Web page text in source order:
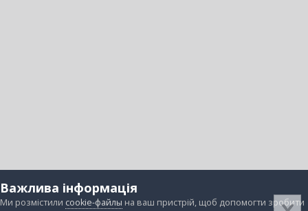
Важлива інформація
Ми розмістили cookie-файлы на ваш пристрій, щоб допомогти зробити